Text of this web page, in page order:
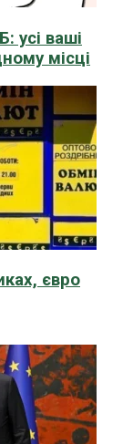
усі ваші
місці
євро